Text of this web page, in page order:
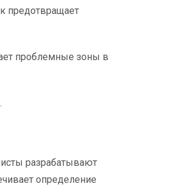
предотвращает
проблемные зоны в
разрабатывают
определение